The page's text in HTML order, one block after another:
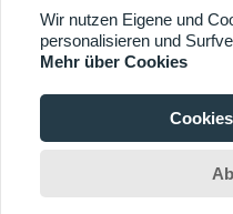
einreichen
MEHR
Copyright By © Guangzhou Chunke
Wir nutzen Eigene und
personalisieren und
Mehr über Cookies